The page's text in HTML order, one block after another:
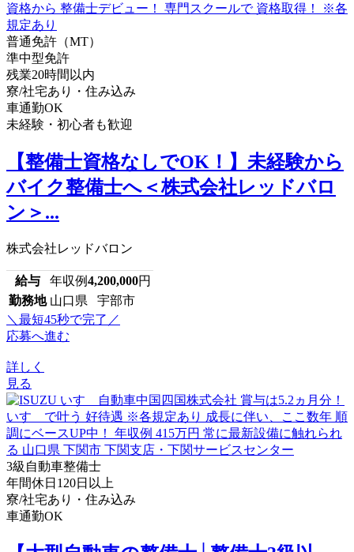
普通免許（MT）
準中型免許
残業20時間以内
寮/社宅あり・住み込み
車通勤OK
未経験・初心者も歓迎
【整備士資格なしでOK！】未経験から
バイク整備士へ＜株式会社レッドバロ
ン＞...
株式会社レッドバロン
給与 年収例4,200,000円
勤務地 山口県 宇部市
＼最短45秒で完了／
応募へ進む
詳しく
見る
3級自動車整備士
年間休日120日以上
寮/社宅あり・住み込み
車通勤OK